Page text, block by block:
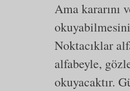
Ama kararını
Noktacıklar
alfabeyle,
okuyacaktır.